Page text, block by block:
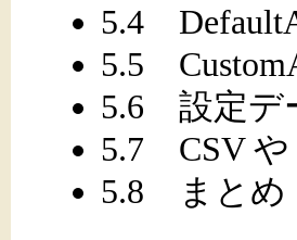
5.4
5.5
5.6 設定デ
5.7 CSV や
5.8 まとめ